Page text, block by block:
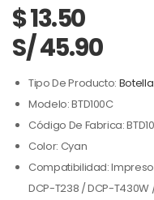
$13.50
S/ 45.90
Tipo De Producto:
Modelo: BTD100C
Código De Fabrica:
Color: Cyan
Compatibilidad:
DCP-T238 / DCP-